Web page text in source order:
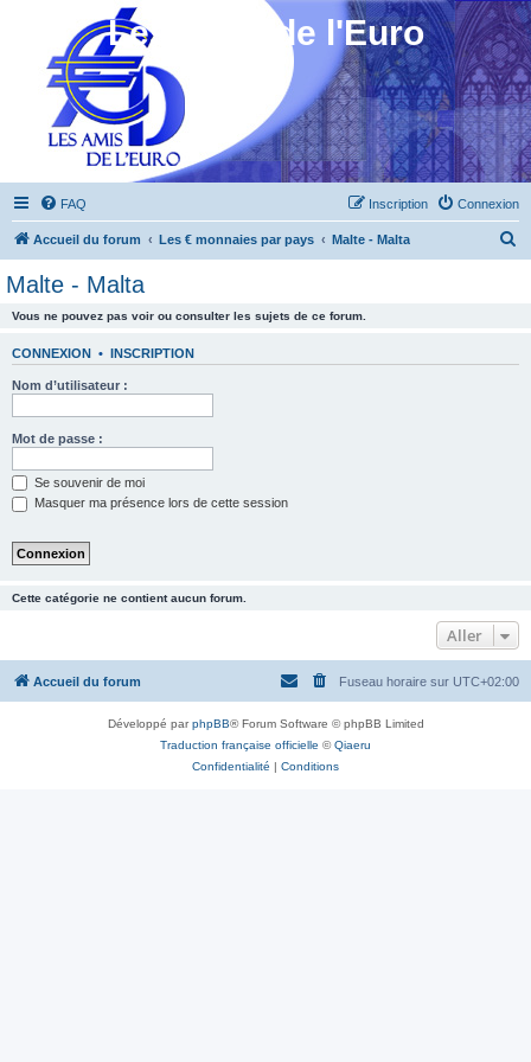
Les Amis de l'Euro
FAQ Connexion
Inscription
Accueil du forum Les € monnaies par pays Malte - Malta
Malte - Malta
Vous ne pouvez pas voir ou consulter les sujets de ce forum.
CONNEXION • INSCRIPTION
Nom d’utilisateur :
Mot de passe :
Se souvenir de moi
Masquer ma présence lors de cette session
Cette catégorie ne contient aucun forum.
Aller
Accueil du forum Fuseau horaire sur UTC+02:00
Développé parphpBB® Forum Software © phpBB Limited
Traduction française officielle ©Qiaeru
Confidentialité | Conditions